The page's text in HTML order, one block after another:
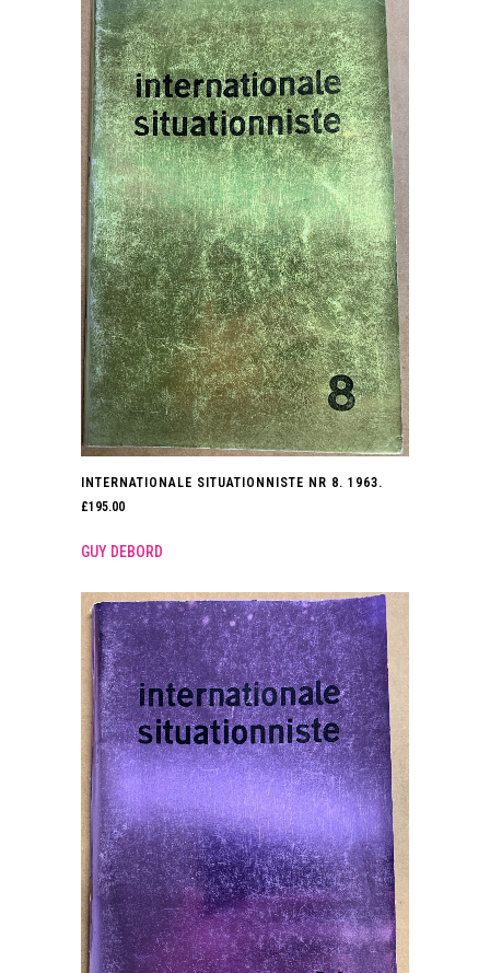
INTERNATIONALE SITUATIONNISTE NR 8. 1963.
£195.00
GUY DEBORD